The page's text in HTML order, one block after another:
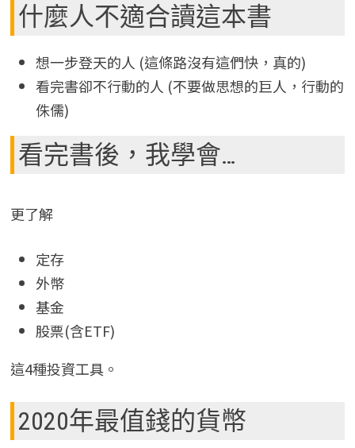
什麼人不適合讀這本書
想一步登天的人 (這條路沒有這們快，真的)
看完書卻不行動的人 (不要做思想的巨人，行動的
侏儒)
看完書後，我學會…
更了解
定存
外幣
基金
股票(含ETF)
這4種投資工具。
2020年最值錢的貨幣